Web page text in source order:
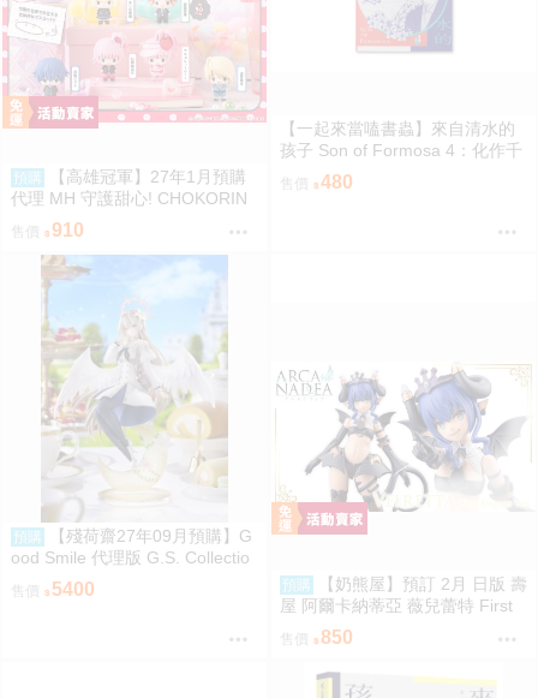
預購
【高雄冠軍】27年1月預購
代理 MH 守護甜心! CHOKORIN
迷你玩偶收藏集 第1彈 中盒6入
免訂金0813
售價 910
【一起來當嗑書蟲】來自清水的
孩子 Son of Formosa 4：化作千
售價 480
預購
【殘荷齋27年09月預購】G
ood Smile 代理版 G.S. Collectio
n 蔚藍檔案 Blue Archive 渚 ～花
香微笑～ 1/7 PVC完成品 0923
5400 預購
【奶熊屋】預訂 2月 日版 壽
屋 阿爾卡納蒂亞 薇兒蕾特 First
Engage 一般版 組裝模型 0816
850